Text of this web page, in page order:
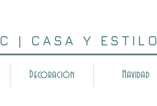
C | CASA Y ESTILO
Decoración Navidad